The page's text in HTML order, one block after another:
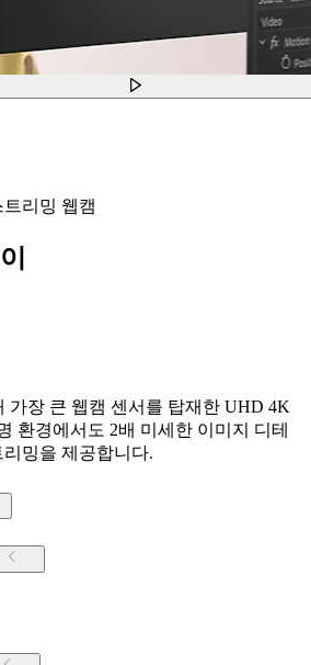
리밍 웹캠
가장 큰 웹캠 센서를 탑재한 UHD 4K
환경에서도 2배 미세한 이미지 디테
리밍을 제공합니다.